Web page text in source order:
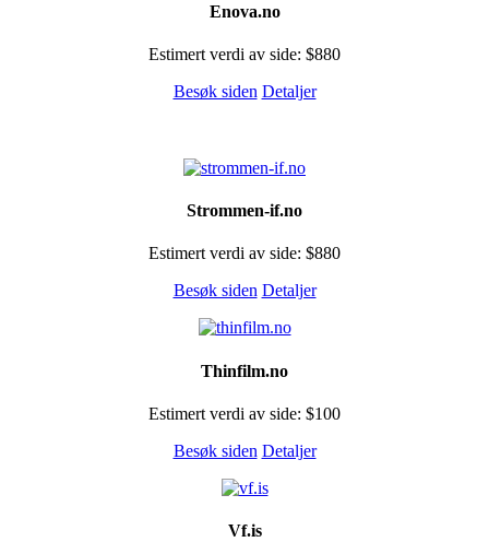
Enova.no
Estimert verdi av side: $880
Besøk siden Detaljer
Strommen-if.no
Estimert verdi av side: $880
Besøk siden Detaljer
Thinfilm.no
Estimert verdi av side: $100
Besøk siden Detaljer
Vf.is